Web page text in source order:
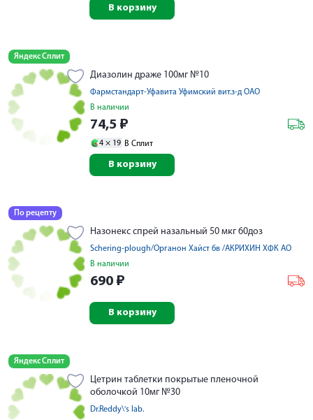
В корзину
Яндекс Сплит
Диазолин драже 100мг №10
Фармстандарт-Уфавита Уфимский вит.з-д ОАО
В наличии
74,5 ₽
4 × 19 В Сплит
В корзину
По рецепту
Назонекс спрей назальный 50 мкг 60доз
Schering-plough/Органон Хайст бв /АКРИХИН ХФК АО
В наличии
690 ₽
В корзину
Яндекс Сплит
Цетрин таблетки покрытые пленочной
оболочкой 10мг №30
Dr.Reddy\'s lab.